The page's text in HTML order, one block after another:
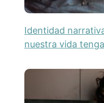
Identidad
nuestra vida